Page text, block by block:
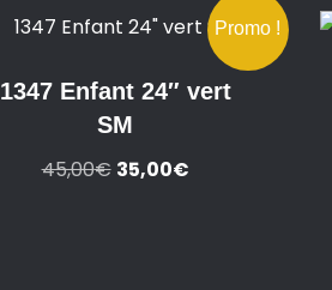
Promo !
1347 Enfant 24″ vert
SM
45,00€ Le
35,00€Le